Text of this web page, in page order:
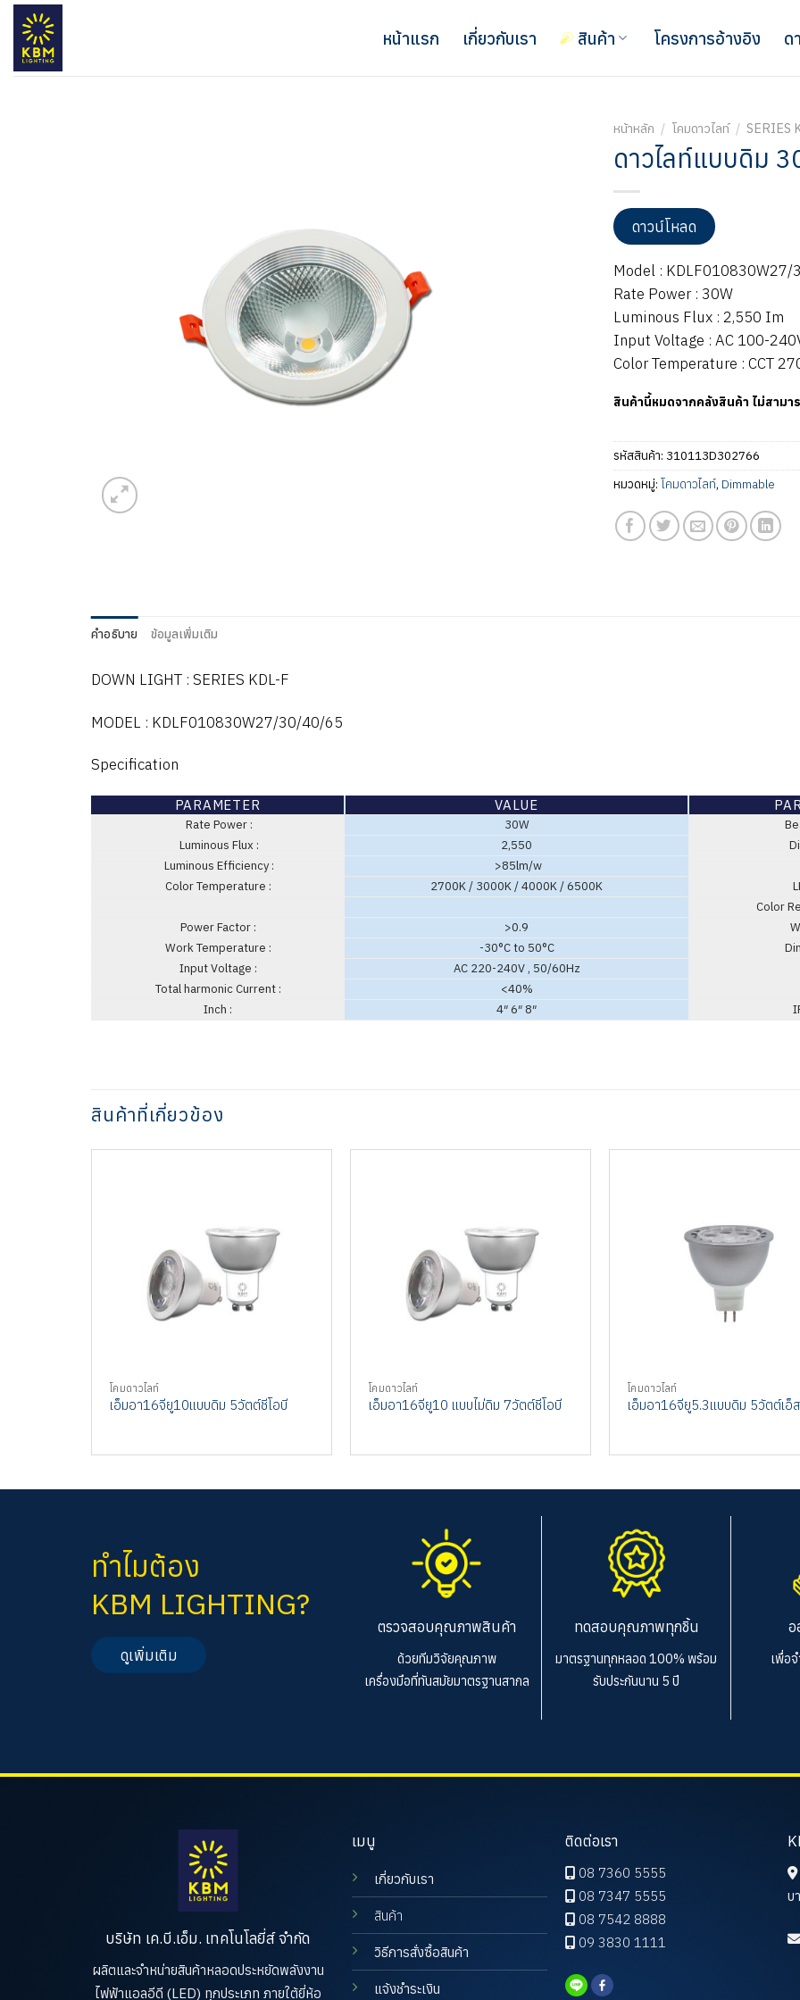
ข้าม
เนื้อหา
หน้าแรก เกี่ยวกับเรา สินค้า โครงการอ้างอิง ด
หน้าหลัก / โคมดาวไลท์ / SERIES
ดาวไลท์แบบดิม
ดาวน์โหลด
Model :
Rate Power : 30W
Luminous Flux : 2,550 Im
Input Voltage : AC 100-
Color Temperature : CCT
สินค้านี้หมดจากคลังสินค้า ไม่สามา
รหัสสินค้า: 310113D302766
หมวดหมู่: โคมดาวไลท์, Dimmable
คำอธิบาย ข้อมูลเพิ่มเติม
DOWN LIGHT : SERIES KDL-F
MODEL : KDLF010830W27/30/40/65
Specification
PARAMETER VALUE
Rate Power : 30W
Luminous Flux :
2,550
Luminous Efficiency :
>85lm/w
Color Temperature :
2700K / 3000K / 4000K / 6500K
Color
Power Factor :
>0.9
Work Temperature :
-30°C to 50°C
Input Voltage :
AC 220-240V , 50/60Hz
Total harmonic Current :
<40%
Inch :
4″ 6″ 8″
สินค้าที่เกี่ยวข้อง
โคมดาวไลท์
เอ็มอา16จียู10แบบดิม 5วัตต์ชีโอบี
โคมดาวไลท์
เอ็มอา16จียู10 แบบไม่ดิม 7วัตต์ชีโอบี
โคมดาวไลท์
เอ็มอา16จียู5.3แบบดิม 5วัตต์เอ็
ทำไมต้อง
KBM LIGHTING?
ดูเพิ่มเติม
ตรวจสอบคุณภาพสินค้า
ด้วยทีมวิจัยคุณภาพ
เครื่องมือที่ทันสมัยมาตรฐานสากล
ทดสอบคุณภาพทุกชิ้น
มาตรฐานทุกหลอด 100% พร้อม
รับประกันนาน 5 ปี
อ
เพื่อ
บริษัท เค.บี.เอ็ม. เทคโนโลยี่ส์ จำกัด
ผลิตและจำหน่ายสินค้าหลอดประหยัดพลังงาน
ไฟฟ้าแอลอีดี (LED) ทุกประเภท ภายใต้ยี่ห้อ
เมนู
เกี่ยวกับเรา
สินค้า
วิธีการสั่งซื้อสินค้า
แจ้งชำระเงิน
ติดต่อเรา
08 7360 5555
08 7347 5555
08 7542 8888
09 3830 1111
บ